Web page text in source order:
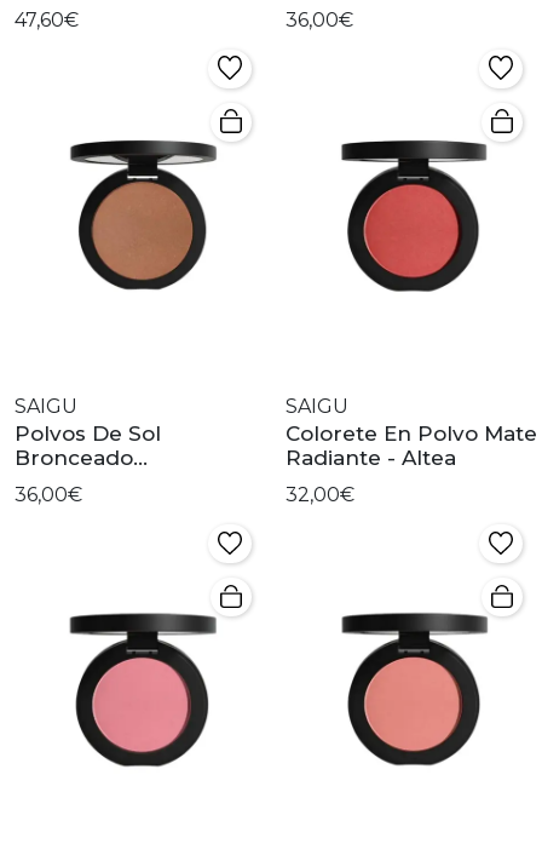
47,60€
Mediterráneo - Gaia
36,00€
SAIGU
Polvos De Sol
Bronceado
Mediterráneo - Dune
36,00€
SAIGU
Colorete En Polvo Mate
Radiante - Altea
32,00€